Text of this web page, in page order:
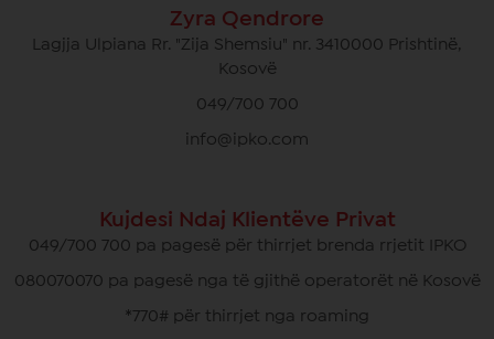
Zyra Qendrore
Lagjja Ulpiana Rr. "Zija Shemsiu" nr. 3410000 Prishtinë,
Kosovë
049/700 700
info@ipko.com
Kujdesi Ndaj Klientëve Privat
049/700 700 pa pagesë për thirrjet brenda rrjetit IPKO
080070070 pa pagesë nga të gjithë operatorët në Kosovë
*770# për thirrjet nga roaming